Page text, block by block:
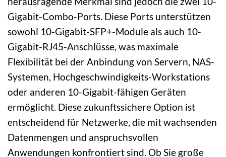
Gigabit-Combo-Ports. Diese Ports unterstützen
sowohl 10-Gigabit-SFP+-Module als auch 10-
Gigabit-RJ45-Anschlüsse, was maximale
Flexibilität bei der Anbindung von Servern, NAS-
Systemen, Hochgeschwindigkeits-Workstations
oder anderen 10-Gigabit-fähigen Geräten
ermöglicht. Diese zukunftssichere Option ist
entscheidend für Netzwerke, die mit wachsenden
Datenmengen und anspruchsvollen
Anwendungen konfrontiert sind. Ob Sie große